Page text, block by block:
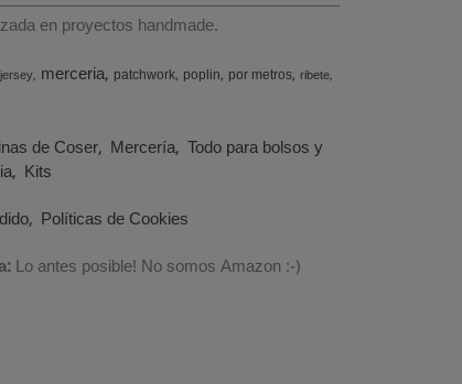
en proyectos handmade.
jersey merceria patchwork poplin por metros ribete
de Coser Mercería Todo para bolsos y
Kits
Políticas de Cookies
Lo antes posible! No somos Amazon :-)